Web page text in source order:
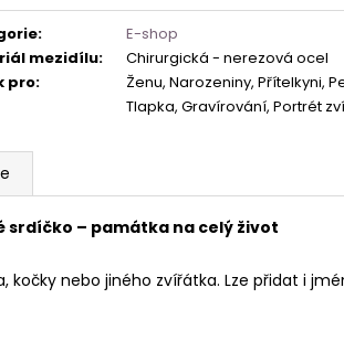
:
E-shop
mezidílu:
Chirurgická - nerezová ocel
pro:
Ženu, Narozeniny, Přítelkyni,
Tlapka, Gravírování, Portrét
srdíčko – památka na celý život
nebo jiného zvířátka. Lze přidat i